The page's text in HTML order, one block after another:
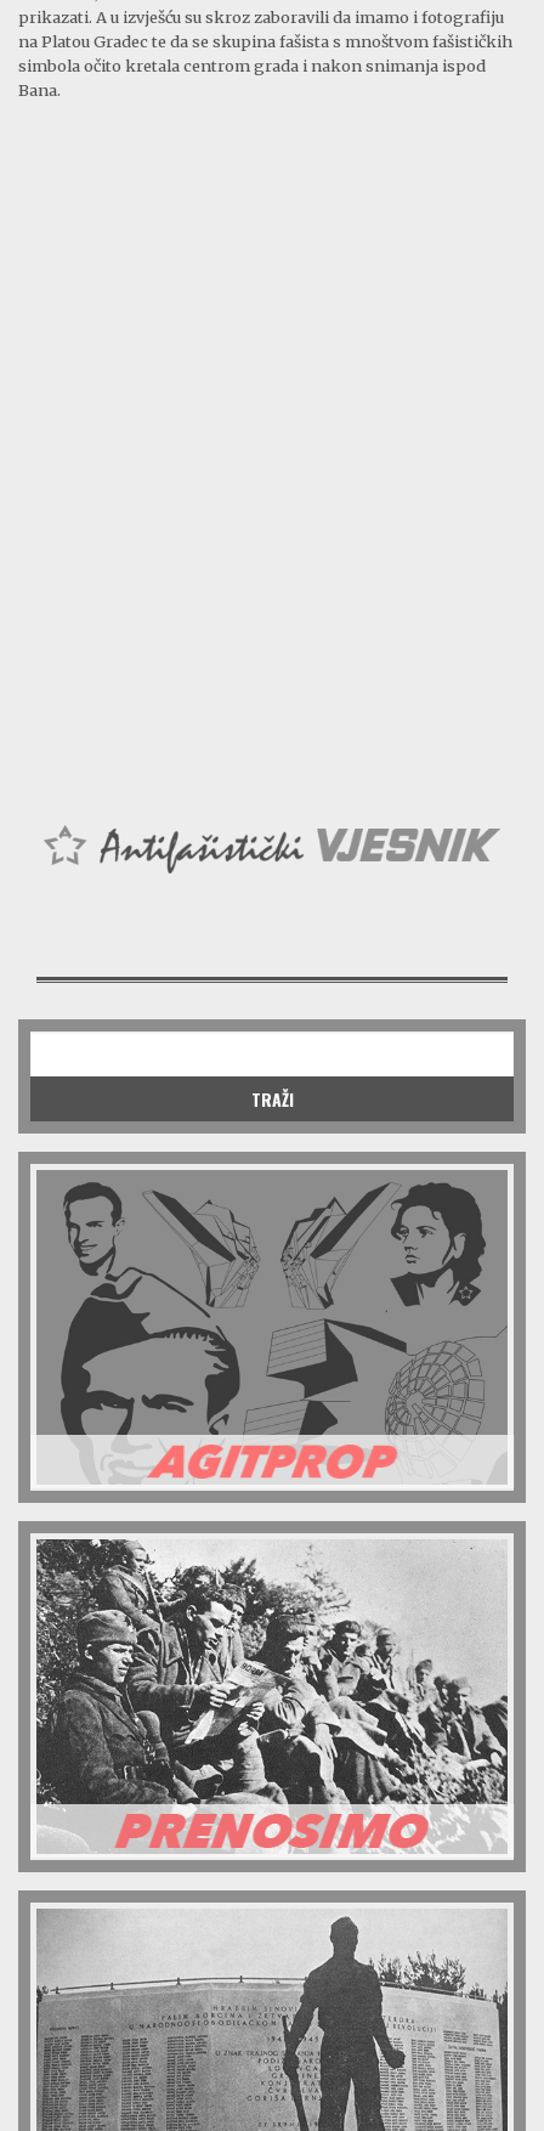
prikazati. A u izvješću su skroz zaboravili da imamo i fotografiju
na Platou Gradec te da se skupina fašista s mnoštvom fašističkih
simbola očito kretala centrom grada i nakon snimanja ispod
Bana.